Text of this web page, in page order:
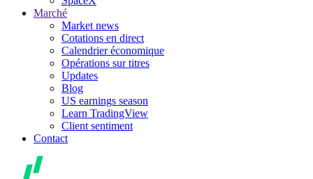
Marché
Market news
Cotations en direct
Calendrier économique
Opérations sur titres
Updates
Blog
US earnings season
Learn TradingView
Client sentiment
Contact